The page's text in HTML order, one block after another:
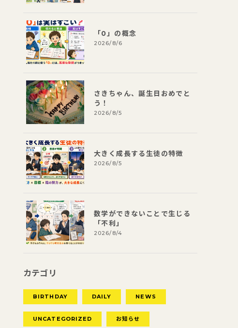
「0」の概念
2026/8/6
さきちゃん、誕生日おめでと
う！
2026/8/5
大きく成長する生徒の特徴
2026/8/5
数学ができないことで生じる
「不利」
2026/8/4
カテゴリ
BIRTHDAY DAILY NEWS
UNCATEGORIZED お知らせ